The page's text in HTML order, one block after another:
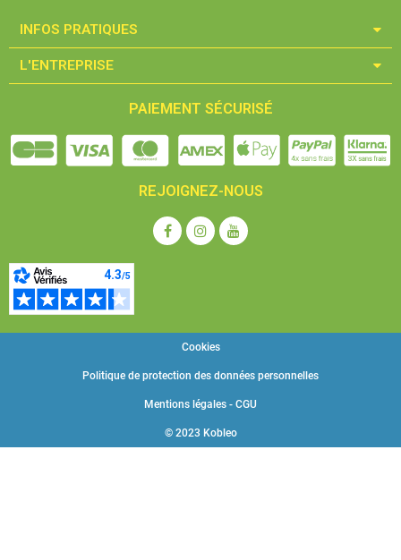
INFOS PRATIQUES​
L'ENTREPRISE​
PAIEMENT SÉCURISÉ
REJOIGNEZ-NOUS
© 2023 Kobleo
Mentions légales - CGU
Politique de protection des données personnelles
Cookies